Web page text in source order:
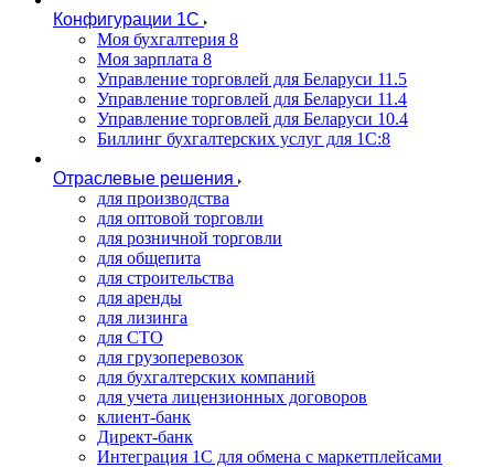
Конфигурации 1С
Моя бухгалтерия 8
Моя зарплата 8
Управление торговлей для Беларуси 11.5
Управление торговлей для Беларуси 11.4
Управление торговлей для Беларуси 10.4
Биллинг бухгалтерских услуг для 1С:8
Отраслевые решения
для производства
для оптовой торговли
для розничной торговли
для общепита
для строительства
для аренды
для лизинга
для СТО
для грузоперевозок
для бухгалтерских компаний
для учета лицензионных договоров
клиент-банк
Директ-банк
Интеграция 1C для обмена с маркетплейсами